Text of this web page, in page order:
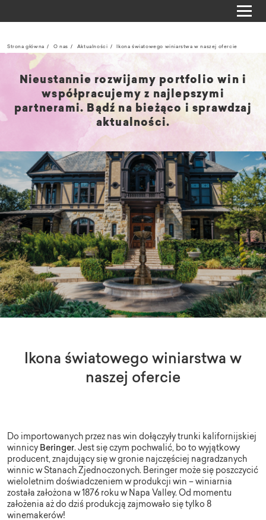
Strona główna O nas Aktualności Ikona światowego winiarstwa w naszej ofercie
Nieustannie rozwijamy portfolio win i
współpracujemy z najlepszymi
partnerami. Bądź na bieżąco i sprawdzaj
aktualności.
Ikona światowego winiarstwa w
naszej ofercie
Do importowanych przez nas win dołączyły trunki kalifornijskiej
winnicy Beringer. Jest się czym pochwalić, bo to wyjątkowy
producent, znajdujący się w gronie najczęściej nagradzanych
winnic w Stanach Zjednoczonych. Beringer może się poszczycić
wieloletnim doświadczeniem w produkcji win – winiarnia
została założona w 1876 roku w Napa Valley. Od momentu
założenia aż do dziś produkcją zajmowało się tylko 8
winemakerów!